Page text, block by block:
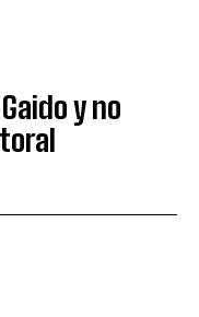
y no